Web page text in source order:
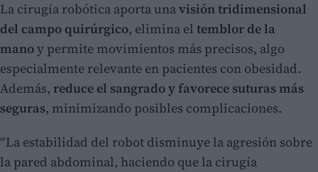
La cirugía robótica aporta unavisión tridimensional
del campo quirúrgico, elimina el temblor de la
manoy permite movimientos más precisos, algo
especialmente relevante en pacientes con obesidad.
Además, reduce el sangrado y favorece suturas más
seguras, minimizando posibles complicaciones.
“La estabilidad del robot disminuye la agresión sobre
la pared abdominal, haciendo que la cirugía